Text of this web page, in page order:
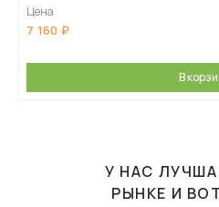
Цена
7 160
В
У НАС
РЫНКЕ И